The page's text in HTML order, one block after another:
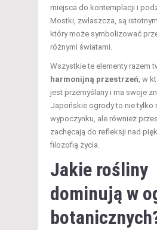
miejsca do kontemplacji i
Mostki, zwłaszcza, są
który może symbolizować
różnymi światami.
Wszystkie te elementy razem
harmonijną przestrzeń, w
jest przemyślany i ma swoje
Japońskie ogrody to nie tylko
wypoczynku, ale również
zachęcają do refleksji nad
filozofią życia.
Jakie rośliny
dominują w